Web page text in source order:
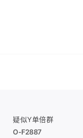
疑似Y单倍群
O-F2887